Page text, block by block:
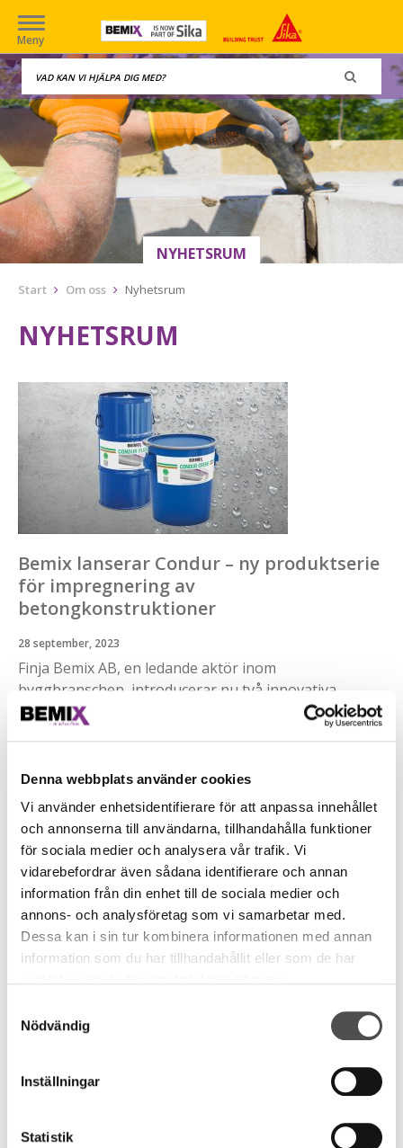
Denna webbplats använder cookies
Vi använder enhetsidentifierare för att anpassa innehållet
och annonserna till användarna, tillhandahålla funktioner
för sociala medier och analysera vår trafik. Vi
vidarebefordrar även sådana identifierare och annan
information från din enhet till de sociala medier och
annons- och analysföretag som vi samarbetar med.
Dessa kan i sin tur kombinera informationen med annan
information som du har tillhandahållit eller som de har
Nödvändig
Inställningar
Statistik
Meny
NYHETSRUM
Start Om oss Nyhetsrum
NYHETSRUM
Bemix lanserar Condur – ny produktserie
för impregnering av
betongkonstruktioner
28 september, 2023
Finja Bemix AB, en ledande aktör inom
byggbranschen, introducerar nu två innovativa
produkter – Condur Creme och Condur Fluid. De
hydrofoberande impregneringarna, med en krämig
utformade för att skydda betong och armerade
betongkonstruktioner.
Läs mer
Bemix sponsrar priset för Årets